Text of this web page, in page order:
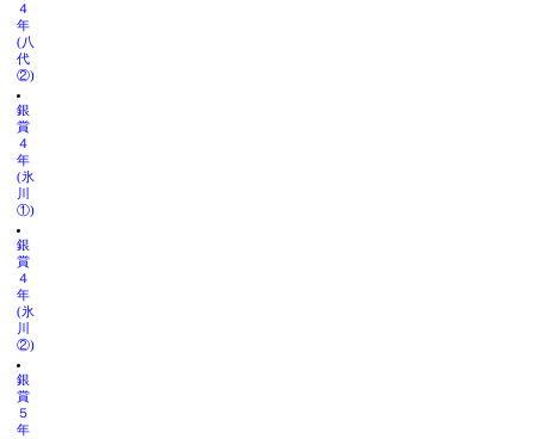
４
年
(八
代
②)
銀
賞
４
年
(氷
川
①)
銀
賞
４
年
(氷
川
②)
銀
賞
５
年